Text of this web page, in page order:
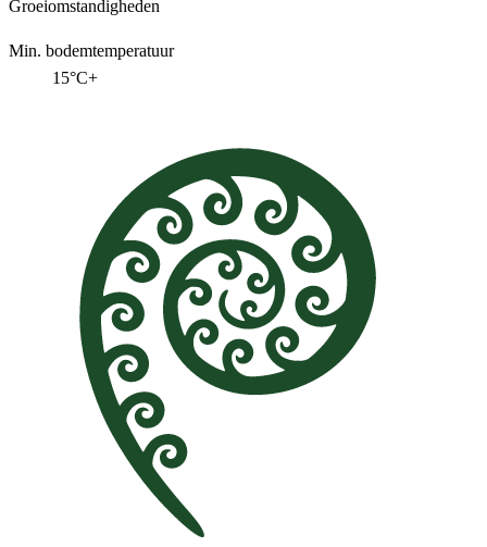
Groeiomstandigheden
Min. bodemtemperatuur
15°C+